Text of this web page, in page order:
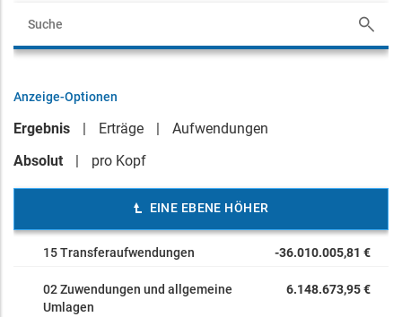
Anzeige-Optionen
Ergebnis Erträge
Aufwendungen
Absolut
pro Kopf
EINE EBENE HÖHER
15 Transferaufwendungen -36.010.005,81 €
02 Zuwendungen und allgemeine
Umlagen
6.148.673,95 €